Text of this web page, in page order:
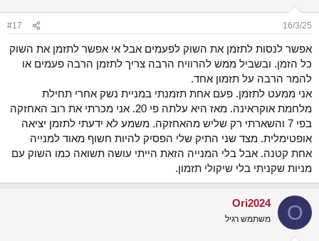
16/3/25
#17
אפשר לנסות לתזמן את השוק לפעמים אבל אי אפשר לתזמן את השוק
כל הזמן. ובשביל ממש להרוויח הרבה צריך לתזמן הרבה פעמים או
להמר הרבה על תזמון אחד.
אני ממעט לתזמן. פעם אחת תזמנתי במניית נשק אחרי תחילת
מלחמת אוקראינה. מאז היא עלתה פי 20. אני מכרתי את רוב האחזקה
בפי 7 והשארתי רק שליש מהאחזקה. משמע לא ידעתי לתזמן יציאה
אופטימלית. מצד שני התיק שלי הפסיק להיות חשוף מאוד למנייה
אחת קטנה. אבל בלי המנייה הזאת הייתי עושה תשואה כמו השוק עם
מניות שקניתי בלי שיקולי תזמון.
O
Ori2024
משתמש רגיל